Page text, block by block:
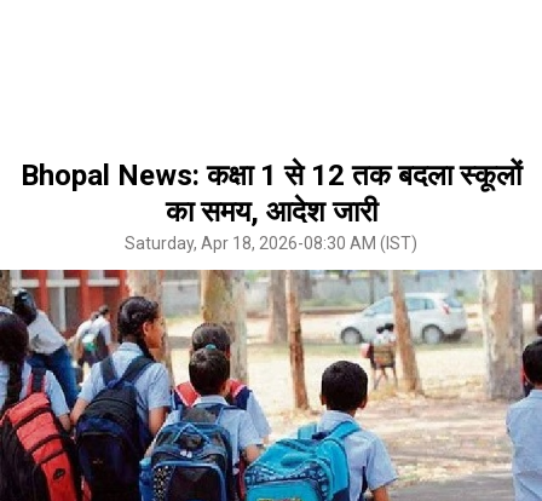
Bhopal News: कक्षा 1 से 12 तक बदला स्कूलों
का समय, आदेश जारी
Saturday, Apr 18, 2026-08:30 AM (IST)